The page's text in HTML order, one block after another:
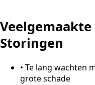
Storingen
• Te lang wachten
grote schade